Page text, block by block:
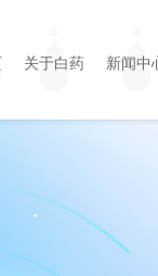
关于白药 新闻中